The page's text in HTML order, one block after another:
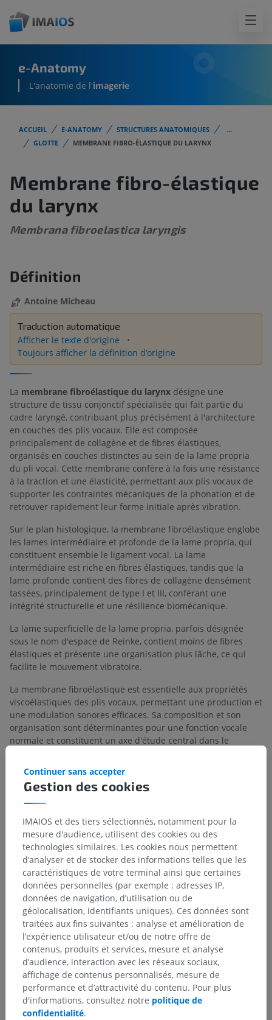
e-Anatomy
L'anatomie de l'imagerie
ACCUEIL E-ANATOMY STRUCTURES ANATOMIQUES
...
GLOTTE
MEMBRANE FIBRO-ÉLASTIQUE DU LARYNX
Membrane fibro-élastique
du larynx
Membrana fibroelastica laryngis
Définition
Antoine Micheau
Traduction automatique
Afficher le texte d'origine
Toujours afficher la définition d’origine
La membrane fibroélastique du larynx désigne une
structure de tissu conjonctif spécialisée qui fait partie du
cadre laryngé, contribuant plus précisément à l'architecture
en couches des plis vocaux. Elle est composée
principalement de collagène et de fibres élastiques,
organisés en couches distinctes au sein de la lame propria
du pli vocal. Cette membrane confère à la fois une résistance
à la traction et une élasticité, permettant aux plis vocaux de
supporter les contraintes mécaniques de la phonation et de
retrouver rapidement leur forme initiale après vibration.
Sur le plan histologique, la membrane fibroélastique englobe
les lames intermédiaire et profonde de la lame propria, qui
constituent ensemble le ligament vocal. La lame
intermédiaire est riche en fibres élastiques, tandis que la
lame profonde contient des fibres de collagène densément
tassées, principalement de type I et III, conférant une
intégrité structurelle et une résilience biomécanique.
La lame superficielle de la lame propria, parfois désignée
sous le nom d'espace de Reinke, contient moins de fibres
élastiques et présente une organisation plus lâche, ce qui
facilite le mouvement vibratoire.
La membrane fibroélastique est essentielle aux propriétés
viscoélastiques des plis vocaux, permettant une production et
une modulation sonores efficaces. Sa composition et son
organisation sont déterminantes pour une fonction vocale
normale et constituent un axe d'étude central dans le
reconstruction chirurgicale.
Hiérarchie anatomique
Anatomie humaine 2
Corps humain> Systèmes viscéraux >
Système respiratoire> Larynx > Glotte >
Membrane fibro-élastique du larynx
Structures sous-jacentes :Il n'y a aucune structure
sous-jacente
Gestion des cookies
Continuer sans accepter
IMAIOS et des tiers sélectionnés, notamment pour la
mesure d'audience, utilisent des cookies ou des
technologies similaires. Les cookies nous permettent
d’analyser et de stocker des informations telles que les
caractéristiques de votre terminal ainsi que certaines
données personnelles (par exemple : adresses IP,
données de navigation, d’utilisation ou de
géolocalisation, identifiants uniques). Ces données sont
traitées aux fins suivantes : analyse et amélioration de
l’expérience utilisateur et/ou de notre offre de
contenus, produits et services, mesure et analyse
d’audience, interaction avec les réseaux sociaux,
affichage de contenus personnalisés, mesure de
performance et d’attractivité du contenu. Pour plus
d'informations, consultez notre politique de
confidentialité.